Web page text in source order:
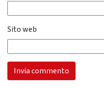
Sito web